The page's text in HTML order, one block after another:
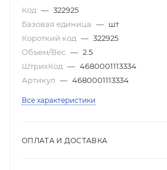
Код — 322925
Базовая единица — шт
Короткий код — 322925
Объем/Вес — 2.5
ШтрихКод — 4680001113334
Артикул — 4680001113334
Все характеристики
ОПЛАТА И ДОСТАВКА